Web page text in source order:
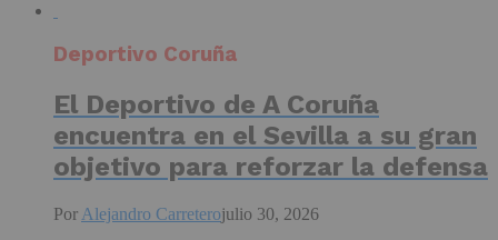
Deportivo Coruña
El Deportivo de A Coruña
encuentra en el Sevilla a su gran
objetivo para reforzar la defensa
Por Alejandro Carreterojulio 30, 2026